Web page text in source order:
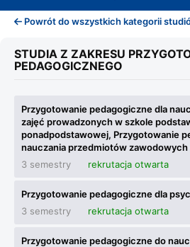
Powrót do wszystkich kategorii
STUDIA Z ZAKRESU
PEDAGOGICZNEGO
Przygotowanie pedagogiczne dla
zajęć prowadzonych w szkole
ponadpodstawowej, Przygotowanie
nauczania przedmiotów zawodowych
3 semestry
rekrutacja otwarta
Przygotowanie pedagogiczne dla
3 semestry
rekrutacja otwarta
Przygotowanie pedagogiczne do